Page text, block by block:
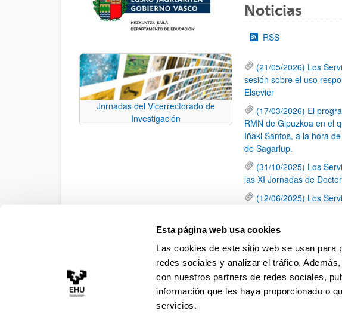
Esta página web usa cookies
Las cookies de este sitio web se usan para
redes sociales y analizar el tráfico.
con nuestros partners de redes sociales,
información que les haya proporcionado o
servicios.
Jornadas del Vicerrectorado de
Investigación
Noticias
RSS
(21/05/2026) Los
sesión sobre el uso
Elsevier
(17/03/2026) El
RMN de Gipuzkoa en el
Iñaki Santos, a la hora
de Sagarlup.
(31/10/2025) Los
las XI Jornadas de
(12/06/2025) Los
una caracterización